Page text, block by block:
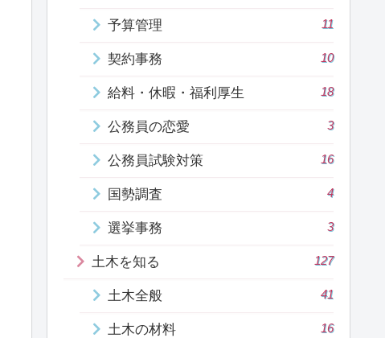
予算管理 11
契約事務 10
給料・休暇・福利厚生 18
公務員の恋愛 3
公務員試験対策 16
国勢調査 4
選挙事務 3
土木を知る 127
土木全般 41
土木の材料 16